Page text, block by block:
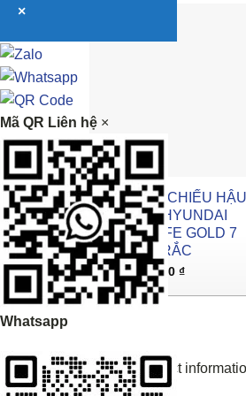
GƯƠNG CHIẾU HẬU
TRÁI HYUNDAI
SANTAFE GOLD 7
RẮC
0 ₫
Thông tin sản phẩm (Product
×
Mã QR Liên hệ ×
Whatsapp